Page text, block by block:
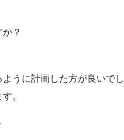
？
うに計画した方が良いでし
。